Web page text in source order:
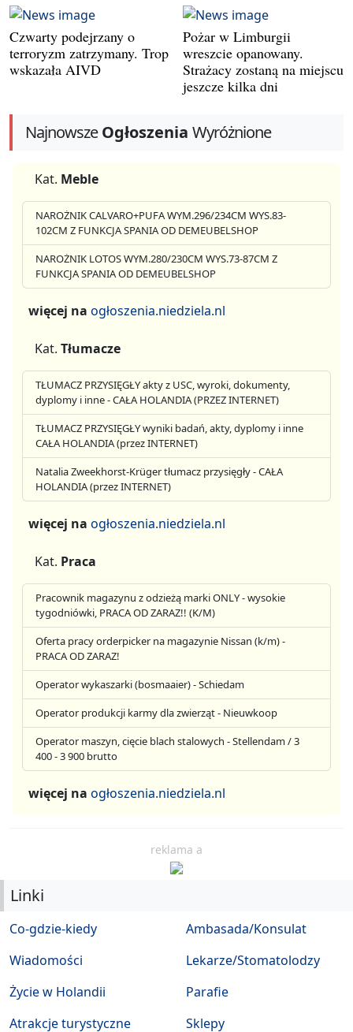
Czwarty podejrzany o
terroryzm zatrzymany. Trop
wskazała AIVD
Pożar w Limburgii
wreszcie opanowany.
Strażacy zostaną na miejscu
jeszcze kilka dni
NajnowszeOgłoszenia Wyróżnione
Kat. Meble
NAROŻNIK CALVARO+PUFA WYM.296/234CM WYS.83-
102CM Z FUNKCJA SPANIA OD DEMEUBELSHOP
NAROŻNIK LOTOS WYM.280/230CM WYS.73-87CM Z
FUNKCJA SPANIA OD DEMEUBELSHOP
więcej na ogłoszenia.niedziela.nl
Kat. Tłumacze
TŁUMACZ PRZYSIĘGŁY akty z USC, wyroki, dokumenty,
dyplomy i inne - CAŁA HOLANDIA (PRZEZ INTERNET)
TŁUMACZ PRZYSIĘGŁY wyniki badań, akty, dyplomy i inne
CAŁA HOLANDIA (przez INTERNET)
Natalia Zweekhorst-Krüger tłumacz przysięgły - CAŁA
HOLANDIA (przez INTERNET)
więcej na ogłoszenia.niedziela.nl
Kat. Praca
Pracownik magazynu z odzieżą marki ONLY - wysokie
tygodniówki, PRACA OD ZARAZ!! (K/M)
Oferta pracy orderpicker na magazynie Nissan (k/m) -
PRACA OD ZARAZ!
Operator wykaszarki (bosmaaier) - Schiedam
Operator produkcji karmy dla zwierząt - Nieuwkoop
Operator maszyn, cięcie blach stalowych - Stellendam / 3
400 - 3 900 brutto
więcej na ogłoszenia.niedziela.nl
reklama a
Linki
Co-gdzie-kiedy
Wiadomości
Życie w Holandii
Atrakcje turystyczne
Ambasada/Konsulat
Lekarze/Stomatolodzy
Parafie
Sklepy